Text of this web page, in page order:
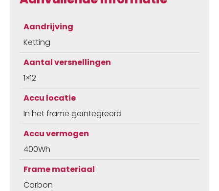
Aandrijving
Ketting
Aantal versnellingen
1×12
Accu locatie
In het frame geïntegreerd
Accu vermogen
400Wh
Frame materiaal
Carbon